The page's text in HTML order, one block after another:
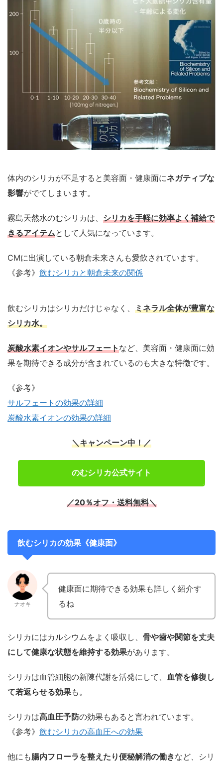
体内のシリカが不足すると美容面・健康面にネガティブな
影響がでてしまいます。
霧島天然水のむシリカは、 シリカを手軽に効率よく補給で
きるアイテムとして人気になっています。
CMに出演している朝倉未来さんも愛飲されています。
《参考》 飲むシリカと朝倉未来の関係
飲むシリカはシリカだけじゃなく、 ミネラル全体が豊富な
シリカ水。
炭酸水素イオンやサルフェートなど、美容面・健康面に効
果を期待できる成分が含まれているのも大きな特徴です。
《参考》
サルフェートの効果の詳細
炭酸水素イオンの効果の詳細
＼キャンペーン中！／
のむシリカ公式サイト
／20％オフ・送料無料＼
飲むシリカの効果《健康面》
ナオキ
健康面に期待できる効果も詳しく紹介す
るね
シリカにはカルシウムをよく吸収し、 骨や歯や関節を丈夫
にして健康な状態を維持する効果があります。
シリカは血管細胞の新陳代謝を活発にして、 血管を修復し
て若返らせる効果も。
シリカは高血圧予防の効果もあると言われています。
《参考》 飲むシリカの高血圧への効果
他にも腸内フローラを整えたり便秘解消の働きなど、シリ